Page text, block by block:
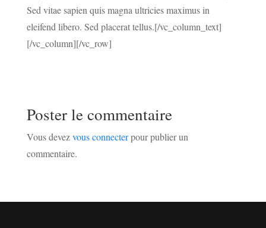
Sed vitae sapien quis magna ultricies maximus in
eleifend libero. Sed placerat tellus.[/vc_column_text]
[/vc_column][/vc_row]
Poster le commentaire
Vous devezvous connecterpour publier un
commentaire.